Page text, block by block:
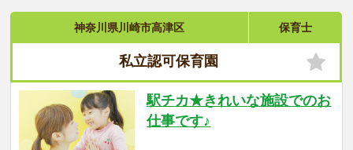
神奈川県川崎市高津区 保育士
私立認可保育園
駅チカ★きれいな施設でのお
仕事です♪